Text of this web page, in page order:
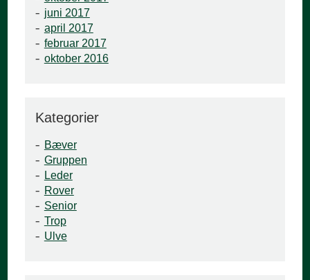
juni 2017
april 2017
februar 2017
oktober 2016
Kategorier
Bæver
Gruppen
Leder
Rover
Senior
Trop
Ulve